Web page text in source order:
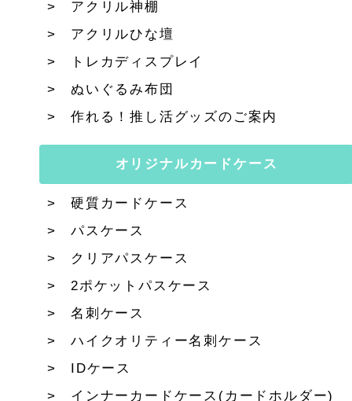
アクリル神棚
アクリルひな壇
トレカディスプレイ
ぬいぐるみ布団
作れる！推し活グッズのご案内
オリジナルカードケース
硬質カードケース
パスケース
クリアパスケース
2ポケットパスケース
名刺ケース
ハイクオリティー名刺ケース
IDケース
インナーカードケース(カードホルダー)